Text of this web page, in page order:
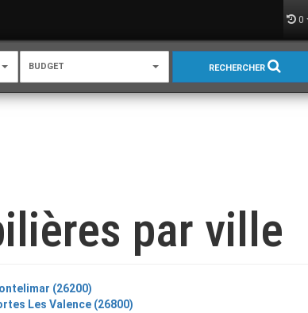
0
BUDGET RECHERCHER
par ville
(26200)
Les Valence (26800)